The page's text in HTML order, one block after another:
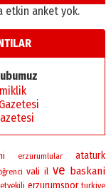
2026 Çarşamba
BİNDESEN
Erzurum’a
proje daha!
2026 Pazar
etkin anket yok.
erzurumlular ataturk
vali il ve baskani
erzurumspor turkiye